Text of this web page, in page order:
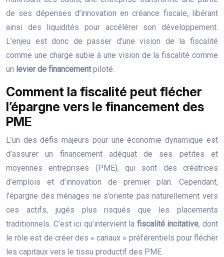
de ses dépenses d’innovation en créance fiscale, libérant
ainsi des liquidités pour accélérer son développement.
L’enjeu est donc de passer d’une vision de la fiscalité
comme une charge subie à une vision de la fiscalité comme
un levier de financementpiloté.
Comment la fiscalité peut flécher
l’épargne vers le financement des
PME
L’un des défis majeurs pour une économie dynamique est
d’assurer un financement adéquat de ses petites et
moyennes entreprises (PME), qui sont des créatrices
d’emplois et d’innovation de premier plan. Cependant,
l’épargne des ménages ne s’oriente pas naturellement vers
ces actifs, jugés plus risqués que les placements
traditionnels. C’est ici qu’intervient la fiscalité incitative, dont
le rôle est de créer des « canaux » préférentiels pour flécher
les capitaux vers le tissu productif des PME.